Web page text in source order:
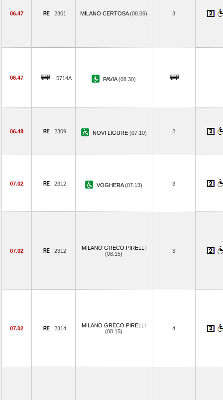
06.47 2301 MILANO CERTOSA(08.06) 3
06.47 5714A PAVIA(08.30)
06.48 2309 NOVI LIGURE (07.10) 2
07.02 2312 VOGHERA(07.13) 3
07.02 2312
MILANO GRECO PIRELLI
(08.15)
3
07.02 2314
MILANO GRECO PIRELLI
(08.15)
4